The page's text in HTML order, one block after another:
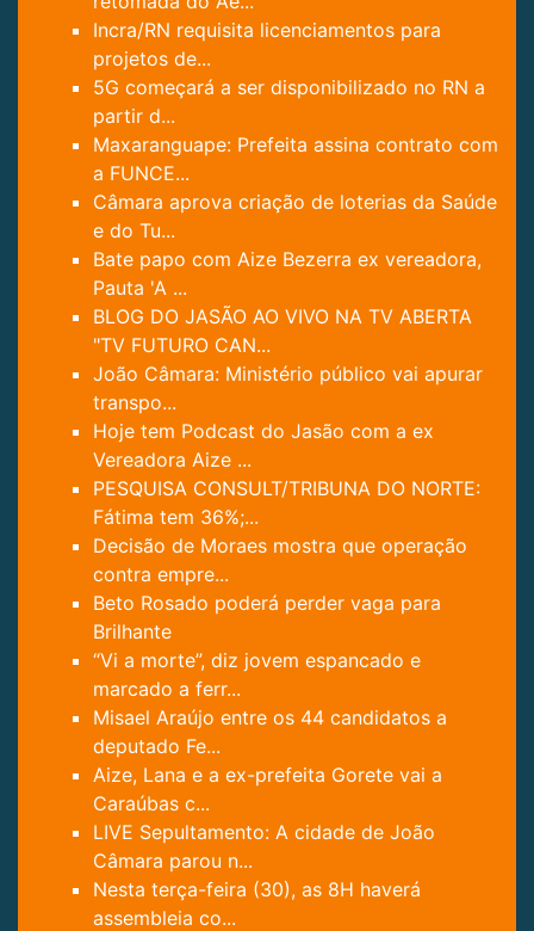
Incra/RN requisita licenciamentos para
projetos de...
5G começará a ser disponibilizado no RN a
partir d...
Maxaranguape: Prefeita assina contrato com
a FUNCE...
Câmara aprova criação de loterias da Saúde
e do Tu...
Bate papo com Aize Bezerra ex vereadora,
Pauta 'A ...
BLOG DO JASÃO AO VIVO NA TV ABERTA
"TV FUTURO CAN...
João Câmara: Ministério público vai apurar
transpo...
Hoje tem Podcast do Jasão com a ex
Vereadora Aize ...
PESQUISA CONSULT/TRIBUNA DO NORTE:
Fátima tem 36%;...
Decisão de Moraes mostra que operação
contra empre...
Beto Rosado poderá perder vaga para
Brilhante
“Vi a morte”, diz jovem espancado e
marcado a ferr...
Misael Araújo entre os 44 candidatos a
deputado Fe...
Aize, Lana e a ex-prefeita Gorete vai a
Caraúbas c...
LIVE Sepultamento: A cidade de João
Câmara parou n...
Nesta terça-feira (30), as 8H haverá
assembleia co...